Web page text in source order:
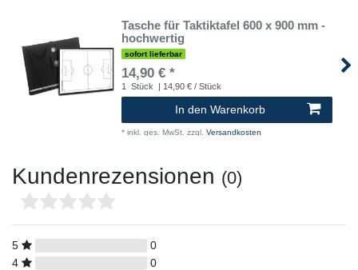
Tasche für Taktiktafel 600 x 900 mm -
hochwertig
sofort lieferbar
14,90 € *
1 Stück | 14,90 € / Stück
In den Warenkorb
* inkl. ges. MwSt. zzgl. Versandkosten
Kundenrezensionen (0)
5
0
4
0